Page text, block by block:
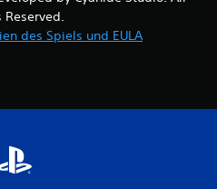
Reserved.
des Spiels und EULA